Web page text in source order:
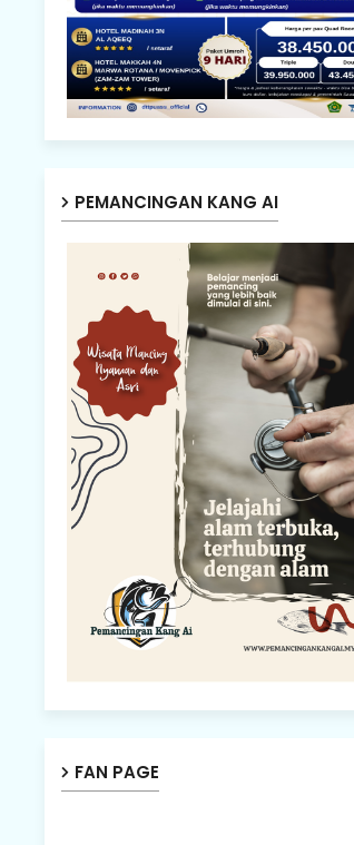
PEMANCINGAN KANG AI
FAN PAGE